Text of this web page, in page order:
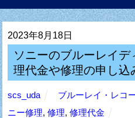
2023年8月18日
ソニーのブルーレイ
理代金や修理の申し込
scs_uda ブルーレイ・レコ
ニー修理,修理,修理代金